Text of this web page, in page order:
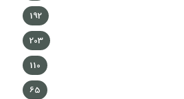
192
203
110
65